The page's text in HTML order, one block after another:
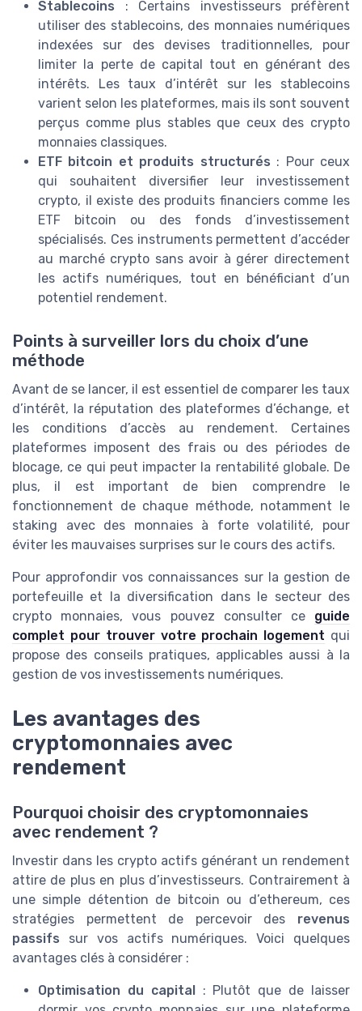
Stablecoins : Certains investisseurs préfèrent
utiliser des stablecoins, des monnaies numériques
indexées sur des devises traditionnelles, pour
limiter la perte de capital tout en générant des
intérêts. Les taux d’intérêt sur les stablecoins
varient selon les plateformes, mais ils sont souvent
perçus comme plus stables que ceux des crypto
monnaies classiques.
ETF bitcoin et produits structurés : Pour ceux
qui souhaitent diversifier leur investissement
crypto, il existe des produits financiers comme les
ETF bitcoin ou des fonds d’investissement
spécialisés. Ces instruments permettent d’accéder
au marché crypto sans avoir à gérer directement
les actifs numériques, tout en bénéficiant d’un
potentiel rendement.
Points à surveiller lors du choix d’une
méthode
Avant de se lancer, il est essentiel de comparer les taux
d’intérêt, la réputation des plateformes d’échange, et
les conditions d’accès au rendement. Certaines
plateformes imposent des frais ou des périodes de
blocage, ce qui peut impacter la rentabilité globale. De
plus, il est important de bien comprendre le
fonctionnement de chaque méthode, notamment le
staking avec des monnaies à forte volatilité, pour
éviter les mauvaises surprises sur le cours des actifs.
Pour approfondir vos connaissances sur la gestion de
portefeuille et la diversification dans le secteur des
crypto monnaies, vous pouvez consulter ce guide
complet pour trouver votre prochain logement qui
propose des conseils pratiques, applicables aussi à la
gestion de vos investissements numériques.
Les avantages des
cryptomonnaies avec
rendement
Pourquoi choisir des cryptomonnaies
avec rendement ?
Investir dans les crypto actifs générant un rendement
attire de plus en plus d’investisseurs. Contrairement à
une simple détention de bitcoin ou d’ethereum, ces
stratégies permettent de percevoir des revenus
passifs sur vos actifs numériques. Voici quelques
avantages clés à considérer :
Optimisation du capital: Plutôt que de laisser